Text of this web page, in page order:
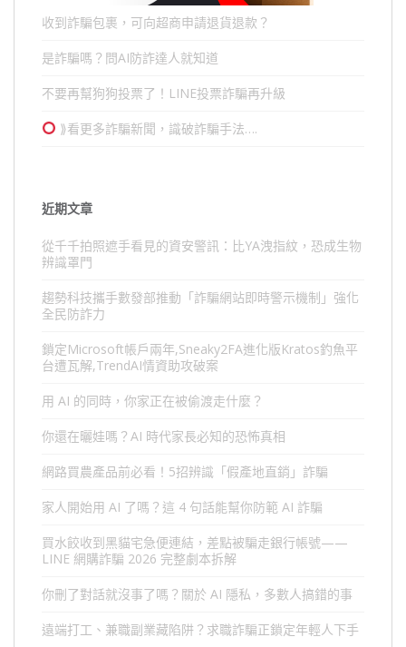
收到詐騙包裹，可向超商申請退貨退款？
是詐騙嗎？問AI防詐達人就知道
不要再幫狗狗投票了！LINE投票詐騙再升級
⟫看更多詐騙新聞，識破詐騙手法….
近期文章
從千千拍照遮手看見的資安警訊：比YA洩指紋，恐成生物
辨識罩門
趨勢科技攜手數發部推動「詐騙網站即時警示機制」強化
全民防詐力
鎖定Microsoft帳戶兩年,Sneaky2FA進化版Kratos釣魚平
台遭瓦解,TrendAI情資助攻破案
用 AI 的同時，你家正在被偷渡走什麼？
你還在曬娃嗎？AI 時代家長必知的恐怖真相
網路買農產品前必看！5招辨識「假產地直銷」詐騙
家人開始用 AI 了嗎？這 4 句話能幫你防範 AI 詐騙
買水餃收到黑貓宅急便連結，差點被騙走銀行帳號——
LINE 網購詐騙 2026 完整劇本拆解
你刪了對話就沒事了嗎？關於 AI 隱私，多數人搞錯的事
遠端打工、兼職副業藏陷阱？求職詐騙正鎖定年輕人下手